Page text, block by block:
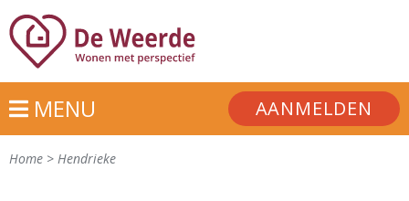
MENU AANMELDEN
Home > Hendrieke